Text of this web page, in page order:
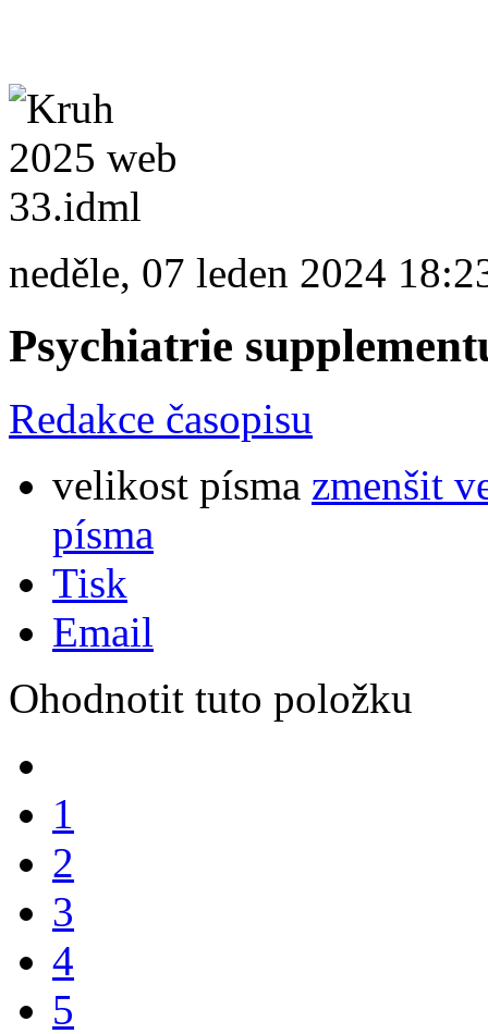
neděle, 07 leden 2024
Psychiatrie
Redakce časopisu
velikost písma zmenšit
písma
Tisk
Email
Ohodnotit tuto položku
1
2
3
4
5